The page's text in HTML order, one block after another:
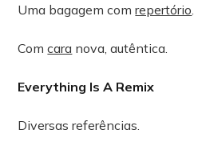
Uma bagagem comrepertório
Comcara nova, autêntica.
Everything Is A Remix
Diversas referências.